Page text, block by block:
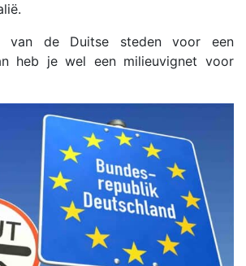
de Duitse steden voor een
heb je wel een milieuvignet voor